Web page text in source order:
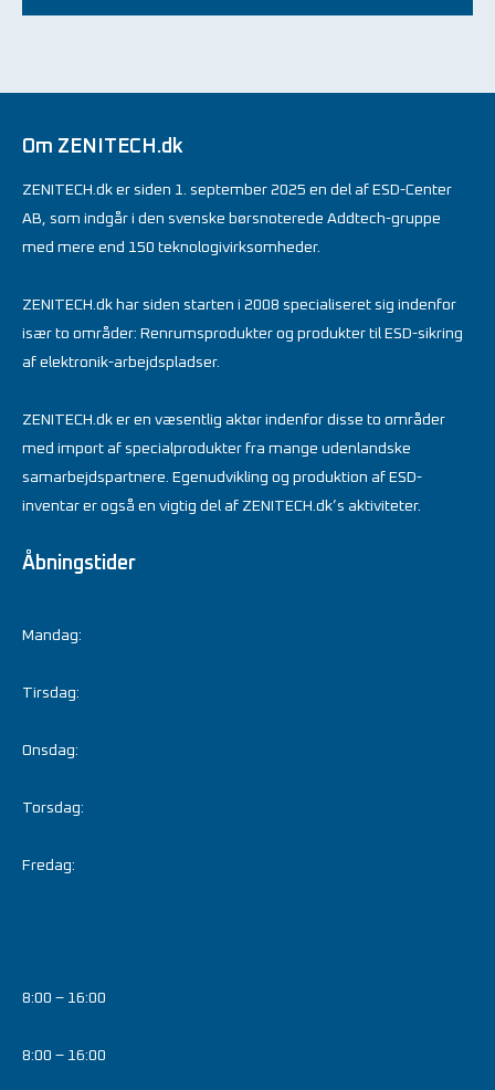
Om ZENITECH.dk
ZENITECH.dk er siden 1. september 2025 en del af ESD-Center
AB, som indgår i den svenske børsnoterede Addtech-gruppe
med mere end 150 teknologivirksomheder.
ZENITECH.dk har siden starten i 2008 specialiseret sig indenfor
især to områder: Renrumsprodukter og produkter til ESD-sikring
af elektronik-arbejdspladser.
ZENITECH.dk er en væsentlig aktør indenfor disse to områder
med import af specialprodukter fra mange udenlandske
samarbejdspartnere. Egenudvikling og produktion af ESD-
inventar er også en vigtig del af ZENITECH.dk’s aktiviteter.
Åbningstider
Mandag:
Tirsdag:
Onsdag:
Torsdag:
Fredag:
8:00 – 16:00
8:00 – 16:00